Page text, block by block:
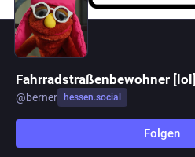
Fahrradstraßenbewohner [lol]
@berner hessen.social
Folgen